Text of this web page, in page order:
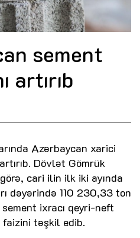
sement
artırıb
Azərbaycan xarici
Dövlət Gömrük
cari ilin ilk iki ayında
dəyərində 110 230,33 ton
ixracı qeyri-neft
faizini təşkil edib.